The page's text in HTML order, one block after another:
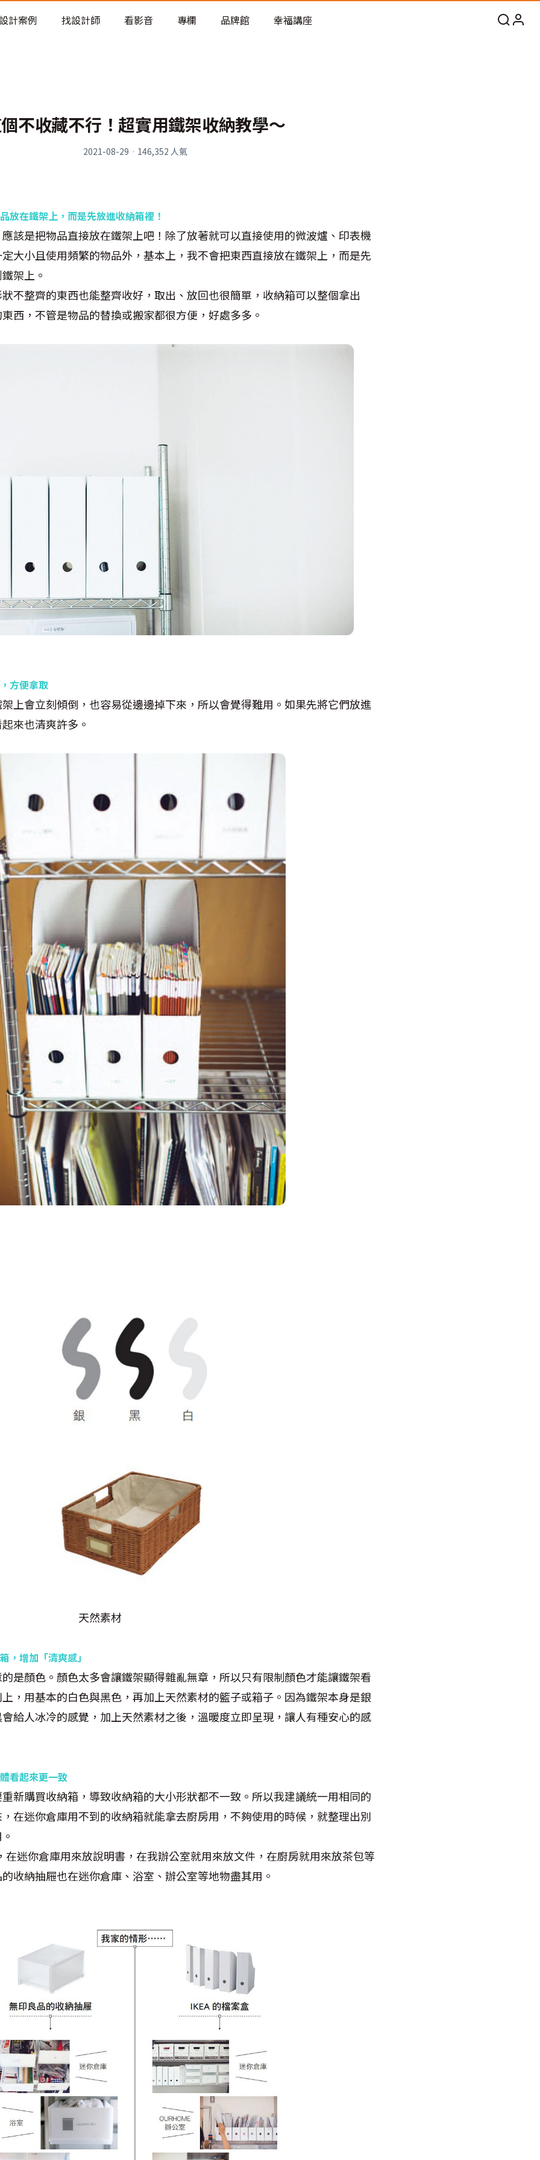
老屋預算分配與高 CP 值煥新術
計案例 找設計師 看影音 專欄 品牌館 幸福講座
不收藏不行！超實用鐵架收納教學～
2021-08-29 · 146,352 人氣
放在鐵架上，而是先放進收納箱裡！
該是把物品直接放在鐵架上吧！除了放著就可以直接使用的微波爐、印表機
大小且使用頻繁的物品外，基本上，我不會把東西直接放在鐵架上，而是先
架上。
不整齊的東西也能整齊收好，取出、放回也很簡單，收納箱可以整個拿出
西，不管是物品的替換或搬家都很方便，好處多多。
方便拿取
上會立刻傾倒，也容易從邊邊掉下來，所以會覺得難用。如果先將它們放進
來也清爽許多。
天然素材
，增加「清爽感」
是顏色。顏色太多會讓鐵架顯得雜亂無章，所以只有限制顏色才能讓鐵架看
，用基本的白色與黑色，再加上天然素材的籃子或箱子。因為鐵架本身是銀
給人冰冷的感覺，加上天然素材之後，溫暖度立即呈現，讓人有種安心的感
看起來更一致
新購買收納箱，導致收納箱的大小形狀都不一致。所以我建議統一用相同的
在迷你倉庫用不到的收納箱就能拿去廚房用，不夠使用的時候，就整理出別
在迷你倉庫用來放說明書，在我辦公室就用來放文件，在廚房就用來放茶包等
收納抽屜也在迷你倉庫、浴室、辦公室等地物盡其用。